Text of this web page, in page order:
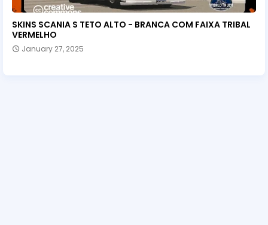
SKINS SCANIA S TETO ALTO - BRANCA COM FAIXA TRIBAL
VERMELHO
January 27, 2025